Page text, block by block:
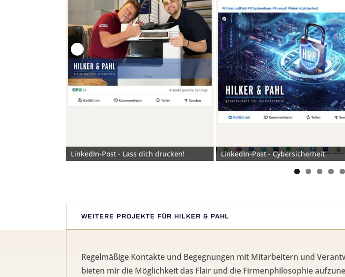
LinkedIn-Post - Lass dich drucken! LinkedIn-Post - Cybersicherheit
WEITERE PROJEKTE FÜR HILKER & PAHL
Regelmäßige Kontakte und Begegnungen mit Mitarbeitern und
bieten mir die Möglichkeit das Flair und die Firmenphilosophie